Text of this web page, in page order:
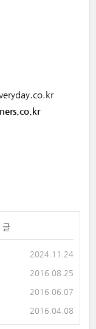
글
2024.11.24
2016.08.25
2016.06.07
2016.04.08